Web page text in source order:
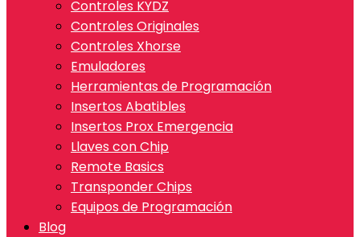
Controles KYDZ
Controles Originales
Controles Xhorse
Emuladores
Herramientas de Programación
Insertos Abatibles
Insertos Prox Emergencia
Llaves con Chip
Remote Basics
Transponder Chips
Equipos de Programación
Blog